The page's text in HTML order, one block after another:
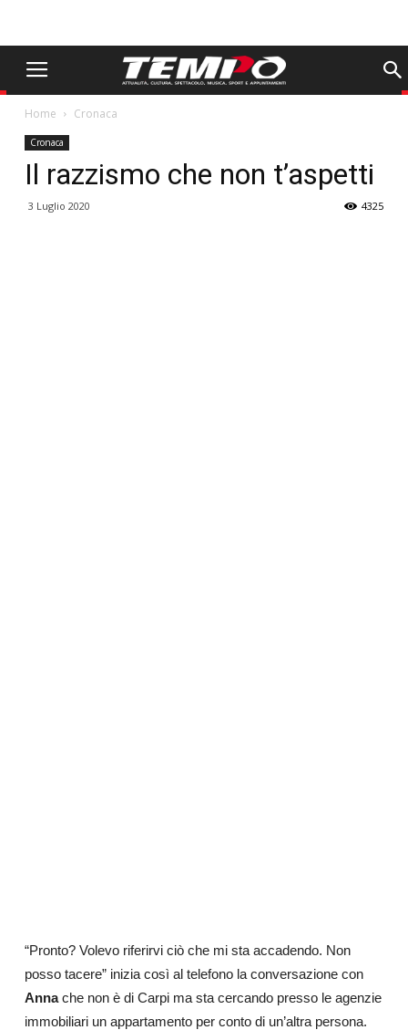
Home Cronaca
Cronaca
Il razzismo che non t’aspetti
3 Luglio 2020 4325
“Pronto? Volevo riferirvi ciò che mi sta accadendo. Non
posso tacere” inizia così al telefono la conversazione con
Annache non è di Carpi ma sta cercando presso le agenzie
immobiliari un appartamento per conto di un’altra persona.